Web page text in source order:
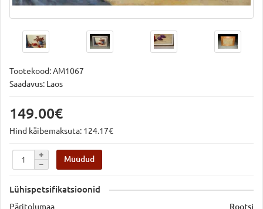
Tootekood:AM1067
Saadavus: Laos
149.00€
Hind käibemaksuta: 124.17€
Müüdud
Lühispetsifikatsioonid
Päritolumaa
Rootsi